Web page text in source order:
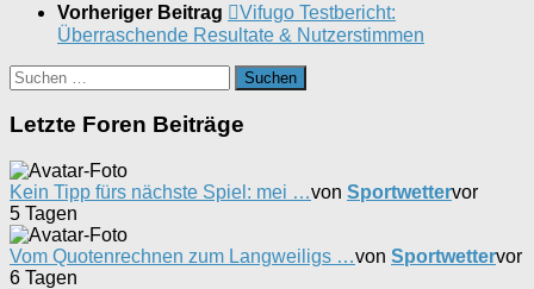
Vorheriger Beitrag
Vifugo Testbericht:
Überraschende Resultate & Nutzerstimmen
Suchen
nach:
Letzte Foren Beiträge
Kein Tipp fürs nächste Spiel: mei …von Sportwettervor
5 Tagen
Vom Quotenrechnen zum Langweiligs …von Sportwettervor
6 Tagen